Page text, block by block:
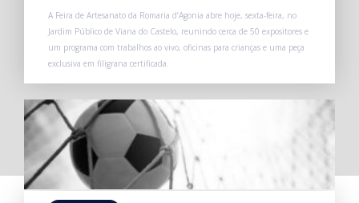
A Feira de Artesanato da Romaria d’Agonia abre hoje, sexta-feira, no
Jardim Público de Viana do Castelo, reunindo cerca de 50 expositores e
um programa com trabalhos ao vivo, oficinas para crianças e uma peça
exclusiva em filigrana certificada.